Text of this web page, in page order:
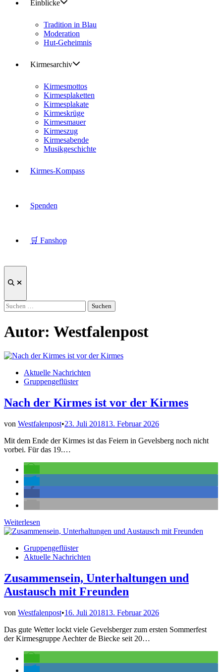
Einblicke
Tradition in Blau
Moderation
Hut-Geheimnis
Kirmesarchiv
Kirmesmottos
Kirmesplaketten
Kirmesplakate
Kirmeskrüge
Kirmesmauer
Kirmeszug
Kirmesabende
Musikgeschichte
Kirmes-Kompass
Spenden
🛒 Fanshop
Suche
Suchen
nach:
Autor: Westfalenpost
Veröffentlicht
Aktuelle Nachrichten
Gruppengeflüster
Nach der Kirmes ist vor der Kirmes
von Westfalenpost•23. Juli 201813. Februar 2026
Mit dem Ende der Kirmes ist das Feiern in Gevelsberg noch nicht
vorbei. Für das 19.…
Nach
der
Kirmes
Weiterlesen
Veröffentlicht
Gruppengeflüster
Aktuelle Nachrichten
Zusammensein, Unterhaltungen und
Austausch mit Freunden
von Westfalenpost•16. Juli 201813. Februar 2026
Das gute Wetter lockt viele Gevelsberger zum ersten Sommerfest
der Kirmesgruppe Aechter de Biecke seit 20…